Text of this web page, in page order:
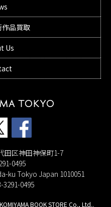
作品買取
Us
田区神田神保町1-7
0495
ku Tokyo Japan 1010051
3291-0495
BOOK STORE Co., Ltd..